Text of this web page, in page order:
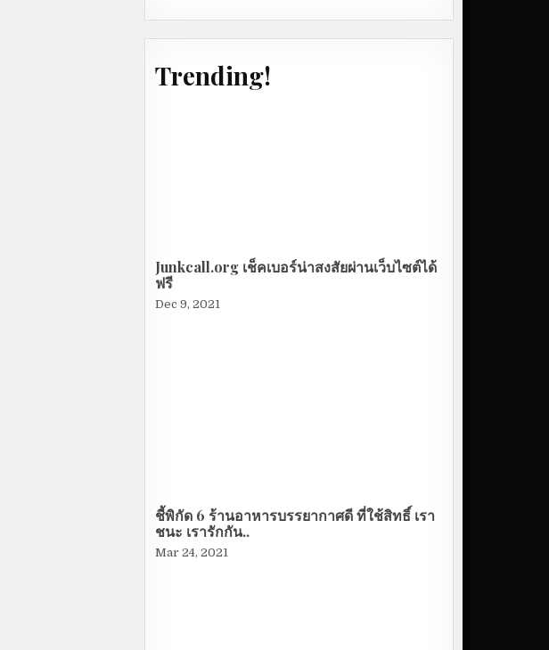
Trending!
Junkcall.org เช็คเบอร์น่าสงสัยผ่านเว็บไซต์ได้
ฟรี
Dec 9, 2021
ชี้พิกัด 6 ร้านอาหารบรรยากาศดี ที่ใช้สิทธิ์ เรา
ชนะ เรารักกัน..
Mar 24, 2021